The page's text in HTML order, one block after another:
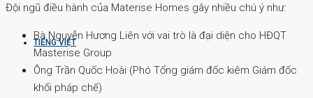
TIẾNG VIỆT
Đội ngũ điều hành của Materise Homes gây nhiều chú ý như:
Bà Nguyễn Hương Liên với vai trò là đại diện cho HĐQT
Masterise Group
Ông Trần Quốc Hoài (Phó Tổng giám đốc kiêm Giám đốc
khối pháp chế)